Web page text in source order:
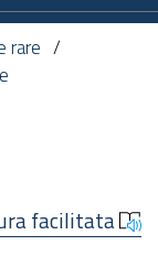
rare
facilitata